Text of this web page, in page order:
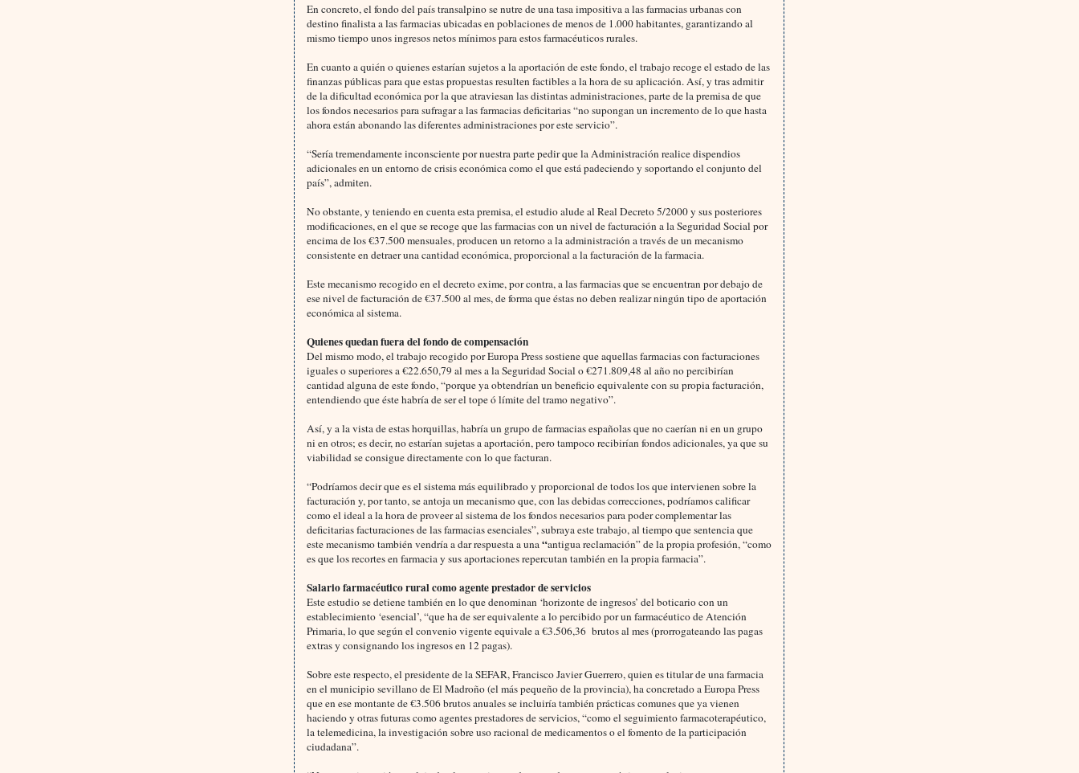
En concreto, el fondo del país transalpino se nutre de una tasa impositiva a las farmacias urbanas con
destino finalista a las farmacias ubicadas en poblaciones de menos de 1.000 habitantes, garantizando al
mismo tiempo unos ingresos netos mínimos para estos farmacéuticos rurales.
En cuanto a quién o quienes estarían sujetos a la aportación de este fondo, el trabajo recoge el estado de las
finanzas públicas para que estas propuestas resulten factibles a la hora de su aplicación. Así, y tras admitir
de la dificultad económica por la que atraviesan las distintas administraciones, parte de la premisa de que
los fondos necesarios para sufragar a las farmacias deficitarias “no supongan un incremento de lo que hasta
ahora están abonando las diferentes administraciones por este servicio”.
“Sería tremendamente inconsciente por nuestra parte pedir que la Administración realice dispendios
adicionales en un entorno de crisis económica como el que está padeciendo y soportando el conjunto del
país”, admiten.
No obstante, y teniendo en cuenta esta premisa, el estudio alude al Real Decreto 5/2000 y sus posteriores
modificaciones, en el que se recoge que las farmacias con un nivel de facturación a la Seguridad Social por
encima de los €37.500 mensuales, producen un retorno a la administración a través de un mecanismo
consistente en detraer una cantidad económica, proporcional a la facturación de la farmacia.
Este mecanismo recogido en el decreto exime, por contra, a las farmacias que se encuentran por debajo de
ese nivel de facturación de €37.500 al mes, de forma que éstas no deben realizar ningún tipo de aportación
económica al sistema.
Quienes quedan fuera del fondo de compensación
Del mismo modo, el trabajo recogido por Europa Press sostiene que aquellas farmacias con facturaciones
iguales o superiores a €22.650,79 al mes a la Seguridad Social o €271.809,48 al año no percibirían
cantidad alguna de este fondo, “porque ya obtendrían un beneficio equivalente con su propia facturación,
entendiendo que éste habría de ser el tope ó límite del tramo negativo”.
Así, y a la vista de estas horquillas, habría un grupo de farmacias españolas que no caerían ni en un grupo
ni en otros; es decir, no estarían sujetas a aportación, pero tampoco recibirían fondos adicionales, ya que su
viabilidad se consigue directamente con lo que facturan.
“Podríamos decir que es el sistema más equilibrado y proporcional de todos los que intervienen sobre la
facturación y, por tanto, se antoja un mecanismo que, con las debidas correcciones, podríamos calificar
como el ideal a la hora de proveer al sistema de los fondos necesarios para poder complementar las
deficitarias facturaciones de las farmacias esenciales”, subraya este trabajo, al tiempo que sentencia que
este mecanismo también vendría a dar respuesta a una“antigua reclamación” de la propia profesión, “como
es que los recortes en farmacia y sus aportaciones repercutan también en la propia farmacia”.
Salario farmacéutico rural como agente prestador de servicios
Este estudio se detiene también en lo que denominan ‘horizonte de ingresos’ del boticario con un
establecimiento ‘esencial’, “que ha de ser equivalente a lo percibido por un farmacéutico de Atención
Primaria, lo que según el convenio vigente equivale a €3.506,36 brutos al mes (prorrogateando las pagas
extras y consignando los ingresos en 12 pagas).
Sobre este respecto, el presidente de la SEFAR, Francisco Javier Guerrero, quien es titular de una farmacia
en el municipio sevillano de El Madroño (el más pequeño de la provincia), ha concretado a Europa Press
que en ese montante de €3.506 brutos anuales se incluiría también prácticas comunes que ya vienen
haciendo y otras futuras como agentes prestadores de servicios, “como el seguimiento farmacoterapéutico,
la telemedicina, la investigación sobre uso racional de medicamentos o el fomento de la participación
ciudadana”.